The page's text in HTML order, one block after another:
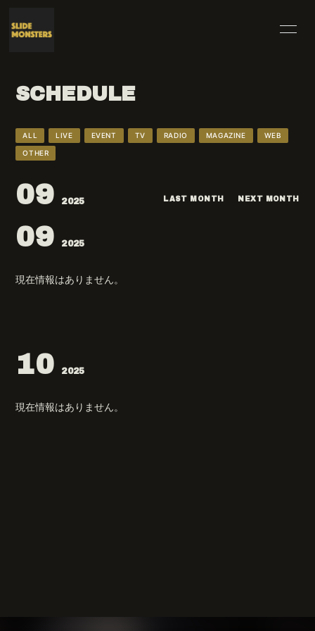
SCHEDULE
VIDEO DISCOGRAPHY
RADIO PHOTO
SCHEDULE
ALL LIVE EVENT TV RADIO MAGAZINE WEB
OTHER
09 2025 LAST MONTH NEXT MONTH
09 2025
現在情報はありません。
10 2025
現在情報はありません。